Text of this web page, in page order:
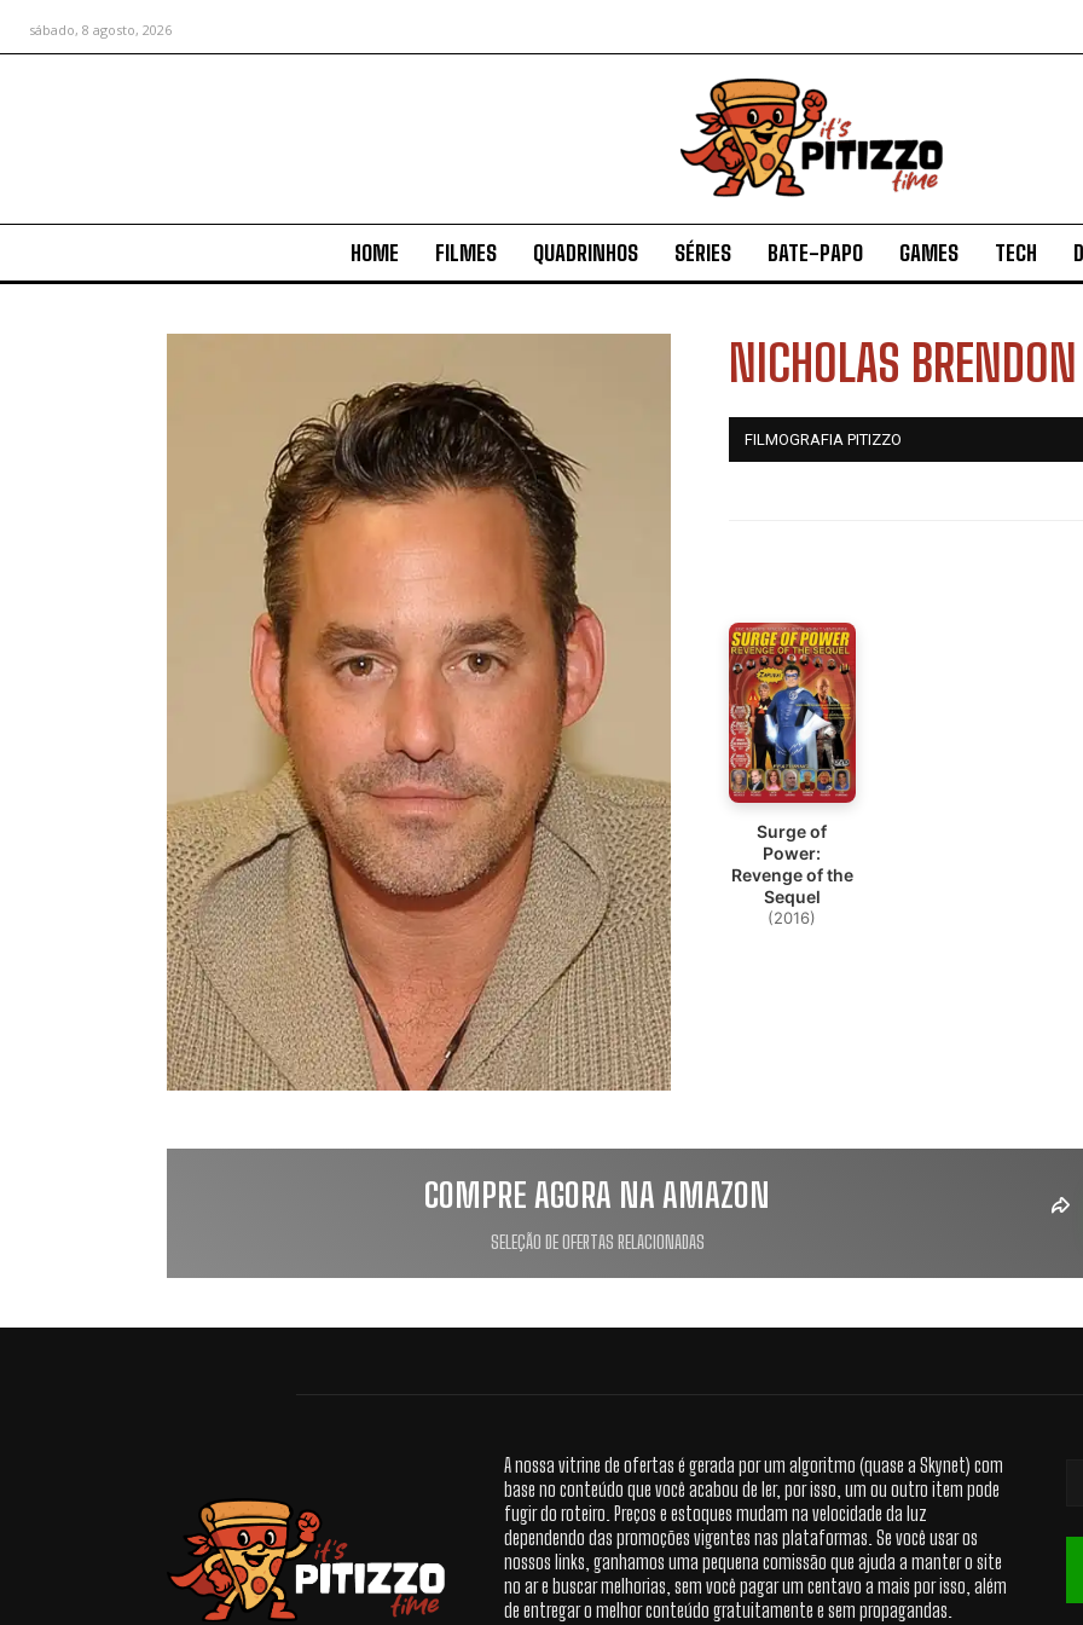
sábado, 8 agosto, 2026
HOME FILMES QUADRINHOS SÉRIES BATE-PAPO GAMES TECH
NICHOLAS BRENDON
FILMOGRAFIA PITIZZO
Surge of
Power:
Revenge of the
Sequel
(2016)
COMPRE AGORA NA AMAZON
SELEÇÃO DE OFERTAS RELACIONADAS
A nossa vitrine de ofertas é gerada por um algoritmo (quase a Skynet) com
base no conteúdo que você acabou de ler, por isso, um ou outro item pode
fugir do roteiro. Preços e estoques mudam na velocidade da luz
dependendo das promoções vigentes nas plataformas. Se você usar os
nossos links, ganhamos uma pequena comissão que ajuda a manter o site
no ar e buscar melhorias, sem você pagar um centavo a mais por isso, além
de entregar o melhor conteúdo gratuitamente e sem propagandas.